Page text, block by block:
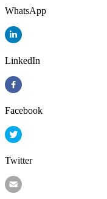
WhatsApp
LinkedIn
Facebook
Twitter